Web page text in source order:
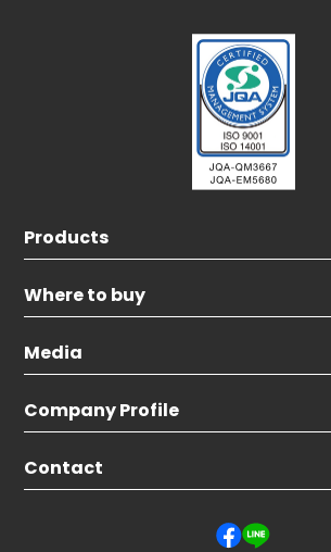
Products
Where to buy
Media
Company Profile
Contact